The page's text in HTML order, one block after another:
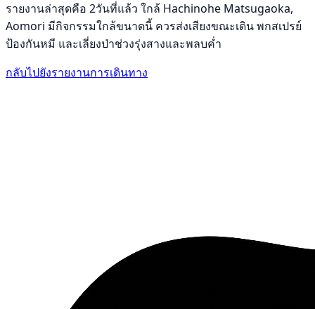
รายงานล่าสุดคือ 2วันที่แล้ว ใกล้ Hachinohe Matsugaoka,
Aomori มีกิจกรรมใกล้ขนาดนี้ ควรส่งเสียงขณะเดิน พกสเปรย์
ป้องกันหมี และเลี่ยงป่าช่วงรุ่งสางและพลบค่ำ
กลับไปยังรายงานการเดินทาง